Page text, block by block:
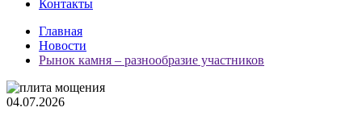
Контакты
Главная
Новости
Рынок камня – разнообразие участников
04.07.2026